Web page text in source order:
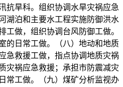
抗旱科。组织协调水旱灾祸应急
湖泊和主要水工程实施防御洪水
工做，组织协调台风防御工做。
的日常工做。（八）地动和地质
急救援工做，指点协调地质灾祸
灾祸应急救援；承担市防震减灾
常工做。（九）煤矿分析监视办